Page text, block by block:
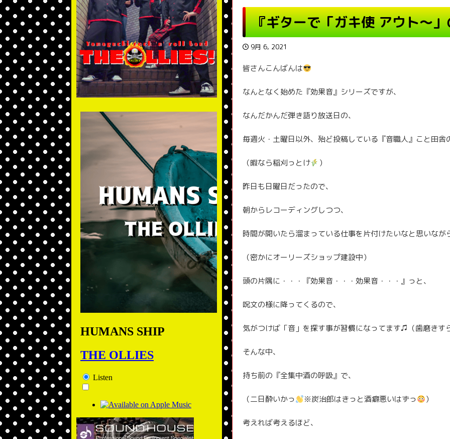
『ギターで「ガキ使 アウト〜
9月 6, 2021
皆さんこんばんは
なんとなく始めた『効果音』シリーズですが、
なんだかんだ弾き語り放送日の、
毎週火・土曜日以外、殆ど投稿している『音職人』こと田舎
（暇なら稲刈っとけ ）
昨日も日曜日だったので、
朝からレコーディングしつつ、
時間が開いたら溜まっている仕事を片付けたいなと思いなが
（密かにオーリーズショップ建設中）
頭の片隅に・・・『効果音・・・効果音・・・』っと、
呪文の様に降ってくるので、
気がつけば「音」を探す事が習慣になってます♫（歯磨きす
そんな中、
持ち前の『全集中酒の呼吸』で、
（二日酔いかっ ※炭治郎はきっと酒癖悪いはずっ ）
考えれば考えるほど、